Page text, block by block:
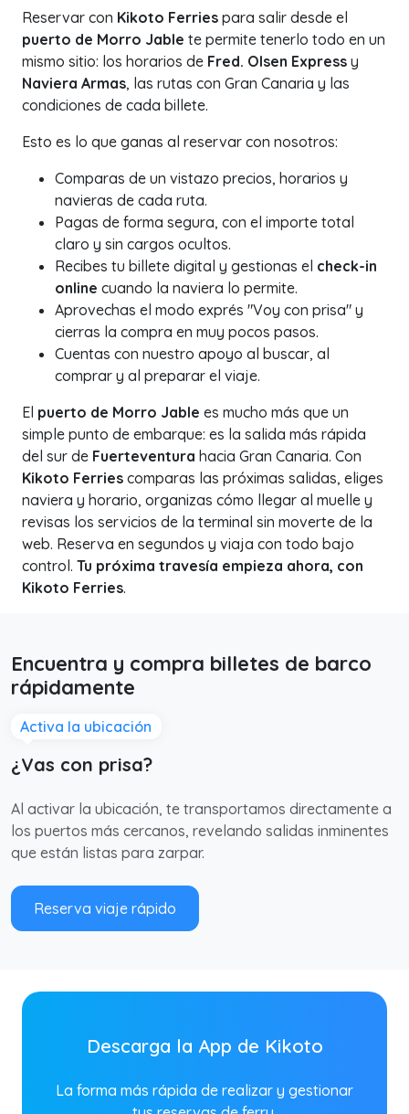
Reservar con Kikoto Ferries para salir desde el
puerto de Morro Jable te permite tenerlo todo en un
mismo sitio: los horarios de Fred. Olsen Express y
Naviera Armas, las rutas con Gran Canaria y las
condiciones de cada billete.
Esto es lo que ganas al reservar con nosotros:
Comparas de un vistazo precios, horarios y
navieras de cada ruta.
Pagas de forma segura, con el importe total
claro y sin cargos ocultos.
Recibes tu billete digital y gestionas el check-in
online cuando la naviera lo permite.
Aprovechas el modo exprés "Voy con prisa" y
cierras la compra en muy pocos pasos.
Cuentas con nuestro apoyo al buscar, al
comprar y al preparar el viaje.
El puerto de Morro Jable es mucho más que un
simple punto de embarque: es la salida más rápida
del sur de Fuerteventura hacia Gran Canaria. Con
Kikoto Ferries comparas las próximas salidas, eliges
naviera y horario, organizas cómo llegar al muelle y
revisas los servicios de la terminal sin moverte de la
web. Reserva en segundos y viaja con todo bajo
control. Tu próxima travesía empieza ahora, con
Kikoto Ferries.
Encuentra y compra billetes de barco
rápidamente
Activa la ubicación
¿Vas con prisa?
Al activar la ubicación, te transportamos directamente a
los puertos más cercanos, revelando salidas inminentes
que están listas para zarpar.
Reserva viaje rápido
Descarga la App de Kikoto
La forma más rápida de realizar y gestionar